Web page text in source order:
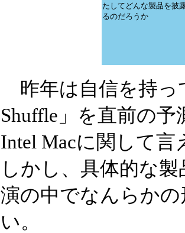
たしてどんな製品を披
るのだろうか
昨年は自信を持っ
Shuffle」を直前の
Intel Macに関して
しかし、具体的な
演の中でなんらか
い。